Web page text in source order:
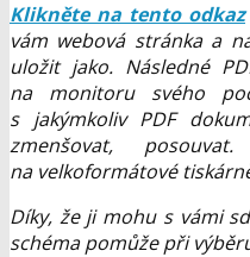
Klikněte na tento odkaz
vám webová stránka a
uložit jako. Následné
na monitoru svého
s jakýmkoliv PDF
zmenšovat,
na velkoformátové
Díky, že ji mohu s vámi
schéma pomůže při